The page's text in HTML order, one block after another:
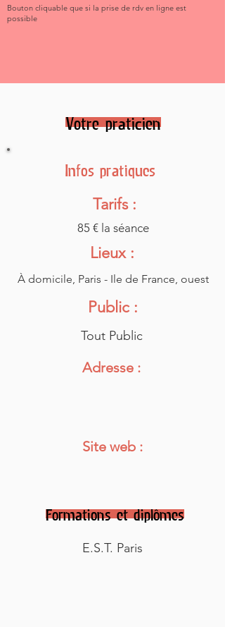
Bouton cliquable que si la prise de rdv en ligne est
possible
Votre praticien
Infos pratiques
Tarifs :
85 € la séance
Lieux :
À domicile, Paris - Ile de France, ouest
Public :
Tout Public
Adresse :
Site web :
Formations et diplômes
E.S.T. Paris